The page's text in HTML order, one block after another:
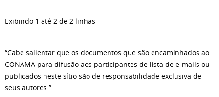
Exibindo 1 até 2 de 2 linhas
“Cabe salientar que os documentos que são encaminhados ao
CONAMA para difusão aos participantes de lista de e-mails ou
publicados neste sítio são de responsabilidade exclusiva de
seus autores.”